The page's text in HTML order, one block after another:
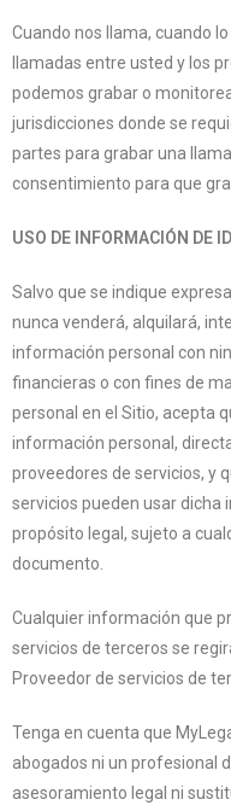
Cuando nos llama, cuando
llamadas entre usted y los
podemos grabar o
jurisdicciones donde se
partes para grabar una
consentimiento para que
USO DE INFORMACIÓN DE
Salvo que se indique
nunca venderá, alquilará,
información personal con
financieras o con fines de
personal en el Sitio, acepta
información personal,
proveedores de servicios, y
servicios pueden usar
propósito legal, sujeto a
documento.
Cualquier información que
servicios de terceros se
Proveedor de servicios de
Tenga en cuenta que
abogados ni un profesional
asesoramiento legal ni